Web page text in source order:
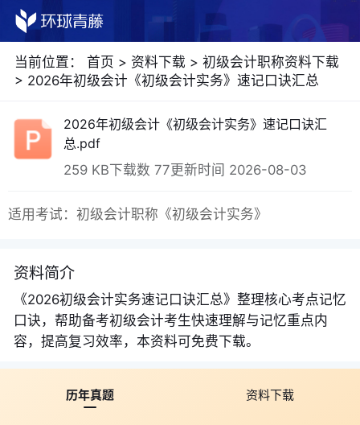
当前位置： 首页 > 资料下载 > 初级会计职称资料下载
> 2026年初级会计《初级会计实务》速记口诀汇总
2026年初级会计《初级会计实务》速记口诀汇
总.pdf
259 KB下载数 77更新时间 2026-08-03
适用考试：初级会计职称《初级会计实务》
资料简介
《2026初级会计实务速记口诀汇总》整理核心考点记忆
口诀，帮助备考初级会计考生快速理解与记忆重点内
容，提高复习效率，本资料可免费下载。
历年真题 资料下载